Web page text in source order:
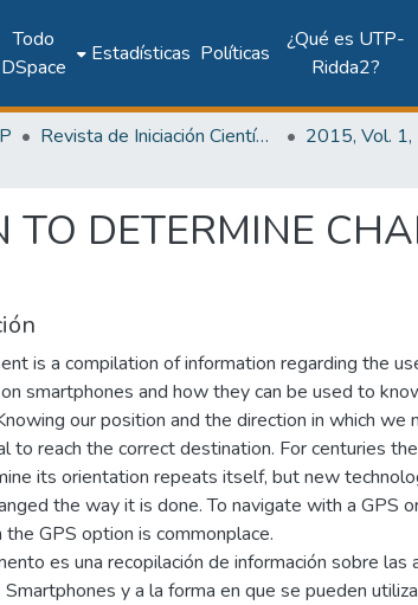
Todo
DSpace
Estadísticas Políticas
¿Qué es UTP-
Ridda2?
Revista de Iniciación Científica
DETERMINE
is a compilation of information regarding the
smartphones and how they can be used to
our position and the direction in which we
to reach the correct destination. For centuries
its orientation repeats itself, but new
the way it is done. To navigate with a GPS
GPS option is commonplace.
es una recopilación de información sobre las
y a la forma en que se pueden